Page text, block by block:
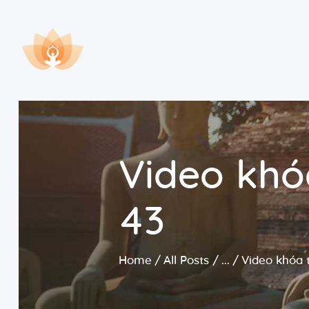
Video
43
Home All Posts ... Video khóa